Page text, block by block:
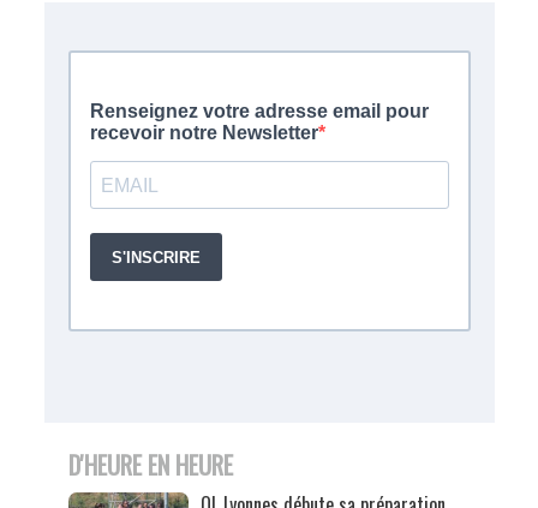
D'HEURE EN HEURE